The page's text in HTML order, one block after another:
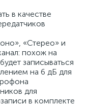
в качестве
«Стерео» и
похож на
записываться
на 6 дБ для
для
в комплекте